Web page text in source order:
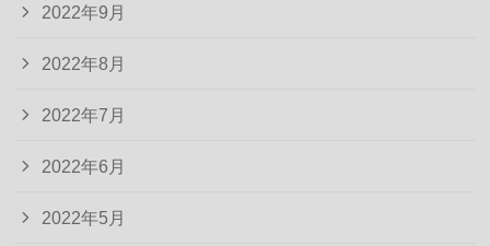
2022年9月
2022年8月
2022年7月
2022年6月
2022年5月